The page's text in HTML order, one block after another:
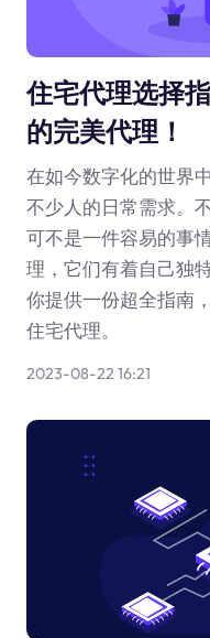
住宅代理选择
的完美代理！
在如今数字化的世界
不少人的日常需求。
可不是一件容易的事
理，它们有着自己独
你提供一份超全指南
住宅代理。
2023-08-22 16:21